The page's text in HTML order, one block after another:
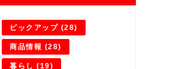
ピックアップ (28)
商品情報 (28)
暮らし (19)